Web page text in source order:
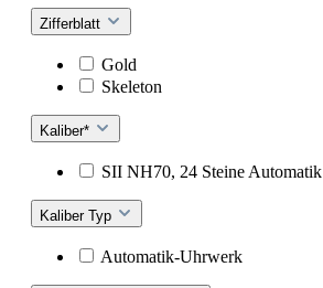
Zifferblatt
Gold
Skeleton
Kaliber*
SII NH70, 24 Steine Automatik
Kaliber Typ
Automatik-Uhrwerk